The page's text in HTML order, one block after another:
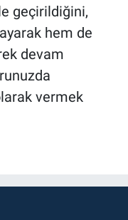
geçirildiğini,
hem de
devam
vermek